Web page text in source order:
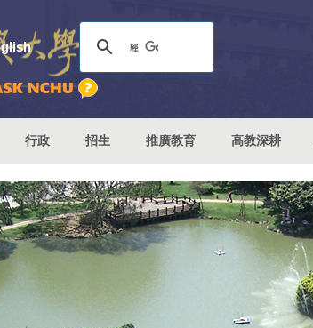
行政 招生 推廣教育 高教深耕